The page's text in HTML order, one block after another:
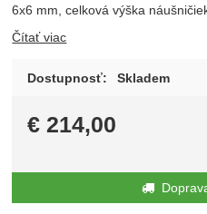
6x6 mm, celková výška
Čítať viac
Dostupnosť: Skladem
€ 214,00